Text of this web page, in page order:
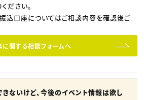
ださい。
込口座についてはご相談内容を確認後ご
に関する相談フォームへ
きないけど、今後のイベント情報は欲し